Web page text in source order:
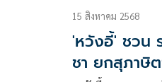
15 สิงหาคม 2568
'หวังอี้' ชวน
ชา ยกสุภาษิ